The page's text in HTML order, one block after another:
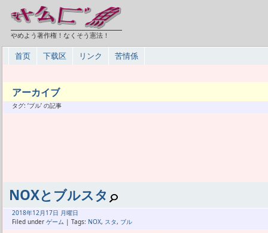
やめよう著作権！なくそう憲法！
首页 下载区 リンク 苦情係
アーカイブ
タグ: ‘ブル’ の記事
NOXとブルスタ
2018年12月 17日 月曜日
Filed under ゲーム | Tags: NOX, スタ, ブル